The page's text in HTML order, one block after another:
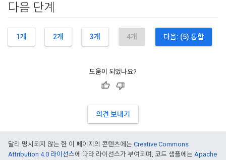
다음 단계
1개 2개 3개 4개 다음: (5) 통합
도움이 되었나요?
의견 보내기
달리 명시되지 않는 한 이 페이지의 콘텐츠에는 Creative Commons
Attribution 4.0 라이선스에 따라 라이선스가 부여되며, 코드 샘플에는 Apache